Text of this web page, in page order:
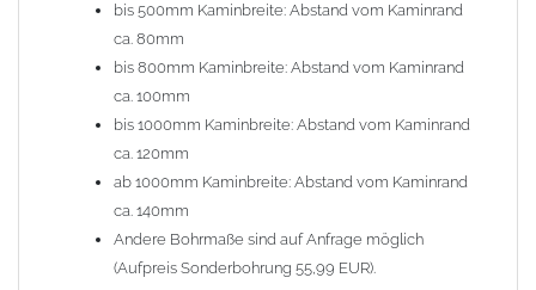
Es stehen insgesamt 20 verschiedene Typen zur Auswahl. Bitte
Auswahlfeldangeben.
Standardhauben siehe Auswahlfeld: 01 Haus,03 Welle
(unser Topseller)
Laube, 13 Schwalbe, 14 Sattel Welle, 15 Welle 90° gedreht,
17 Dach, 18 Plafond 2, 19 S-Line, 20 Pult
Typ 07 (Welle hoch) und 08 (Doppel Welle) haben einen
Aufpreis von 20% (bitte anfragen - Bestellung nicht über
Shop möglich).
Die Typen 02 (Bogen), 06 (Krempe), 09 (Pagode), 10
bis 500mm Kaminbreite: Abstand vom Kaminrand
ca. 80mm
bis 800mm Kaminbreite: Abstand vom Kaminrand
ca. 100mm
bis 1000mm Kaminbreite: Abstand vom Kaminrand
ca. 120mm
ab 1000mm Kaminbreite: Abstand vom Kaminrand
ca. 140mm
Andere Bohrmaße sind auf Anfrage möglich
(Aufpreis Sonderbohrung 55,99 EUR).